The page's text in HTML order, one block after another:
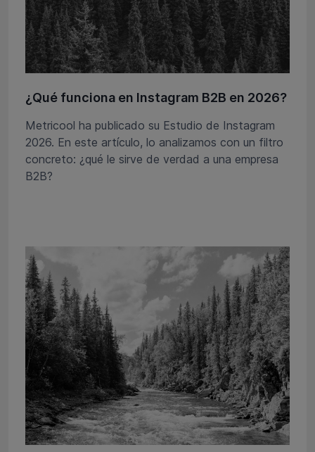
¿Qué funciona en Instagram B2B en 2026?
Metricool ha publicado su Estudio de Instagram
2026. En este artículo, lo analizamos con un filtro
concreto: ¿qué le sirve de verdad a una empresa
B2B?